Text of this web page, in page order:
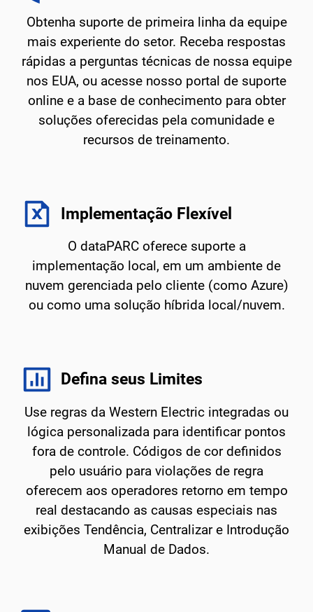
Obtenha suporte de primeira linha da equipe
mais experiente do setor. Receba respostas
rápidas a perguntas técnicas de nossa equipe
nos EUA, ou acesse nosso portal de suporte
online e a base de conhecimento para obter
soluções oferecidas pela comunidade e
recursos de treinamento.
Implementação Flexível
O dataPARC oferece suporte a
implementação local, em um ambiente de
nuvem gerenciada pelo cliente (como Azure)
ou como uma solução híbrida local/nuvem.
Defina seus Limites
Use regras da Western Electric integradas ou
lógica personalizada para identificar pontos
fora de controle. Códigos de cor definidos
pelo usuário para violações de regra
oferecem aos operadores retorno em tempo
real destacando as causas especiais nas
exibições Tendência, Centralizar e Introdução
Manual de Dados.